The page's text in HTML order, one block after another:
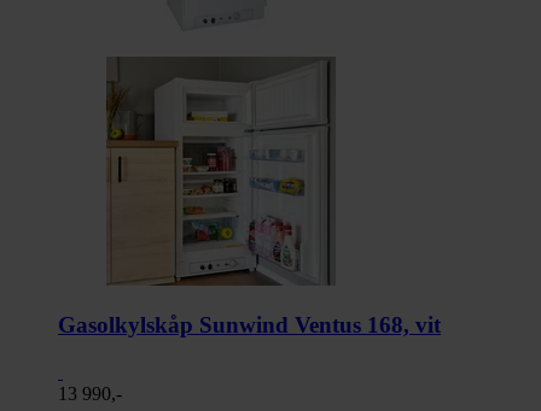
Gasolkylskåp Sunwind Ventus 168, vit
13 990,-